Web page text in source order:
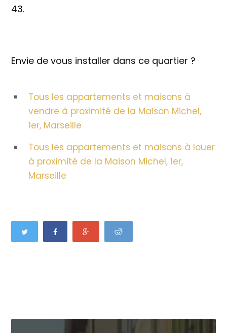
43.
Envie de vous installer dans ce quartier ?
Tous les appartements et maisons à
vendre à proximité de la Maison Michel,
1er, Marseille
Tous les appartements et maisons à louer
à proximité de la Maison Michel, 1er,
Marseille